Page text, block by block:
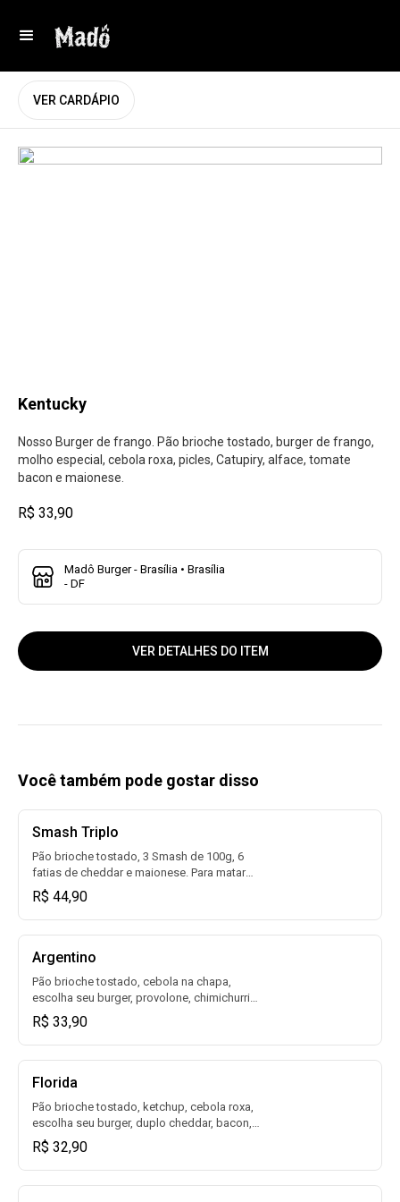
VER CARDÁPIO
Kentucky
Nosso Burger de frango. Pão brioche tostado, burger de frango,
molho especial, cebola roxa, picles, Catupiry, alface, tomate
bacon e maionese.
R$ 33,90
Madô Burger - Brasília • Brasília
- DF
VER DETALHES DO ITEM
Você também pode gostar disso
Smash Triplo
Pão brioche tostado, 3 Smash de 100g, 6
fatias de cheddar e maionese. Para matar
qualquer fome!
R$ 44,90
Argentino
Pão brioche tostado, cebola na chapa,
escolha seu burger, provolone, chimichurri
artesanal, bacon e maionese.
R$ 33,90
Florida
Pão brioche tostado, ketchup, cebola roxa,
escolha seu burger, duplo cheddar, bacon,
alface, tomate e maionese.
R$ 32,90